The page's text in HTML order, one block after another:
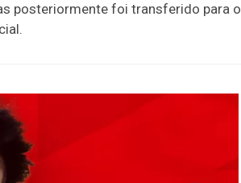
posteriormente foi transferido para o